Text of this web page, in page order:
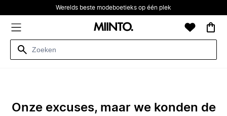
Werelds beste modeboetieks op één plek
Onze excuses, maar we konden de